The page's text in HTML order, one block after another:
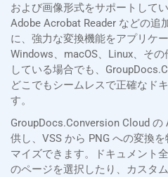
および画像形式をサポートして
Adobe Acrobat Reader などの追
に、強力な変換機能をアプリケ
Windows、macOS、Linux、そ
している場合でも、
どこでもシームレスで正確なド
す。
GroupDocs.Conversion Cloud
供し、VSS から PNG への変換
マイズできます。ドキュメント
のページを選択したり、カスタ